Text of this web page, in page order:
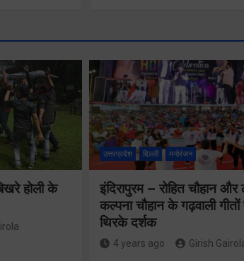
होली के
उत्तरप्रदेश दिल्ली मनोरंजन
इंदिरापुरम – रोहित चौहान और
कल्पना चौहान के गढ़वाली
थिरके दर्शक
4 years ago Girish
श्रद्धा,
सुगमता के
उत्कृष्ट
से
कांवड़